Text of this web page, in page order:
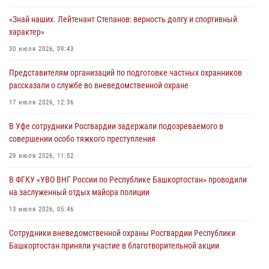
характер»
30 июля 2026, 09:43
совершении особо тяжкого преступления
29 июля 2026, 11:52
хищении товара из магазина
29 июля 2026, 05:41
«Знай наших. Лейтенант Степанов: верность долгу и спортивный
характер»
30 июля 2026, 09:43
Представителям организаций по подготовке частных охранников
рассказали о службе во вневедомственной охране
17 июля 2026, 12:36
В Уфе сотрудники Росгвардии задержали подозреваемого в
совершении особо тяжкого преступления
29 июля 2026, 11:52
В ФГКУ «УВО ВНГ России по Республике Башкортостан» проводили
на заслуженный отдых майора полиции
13 июля 2026, 05:46
Сотрудники вневедомственной охраны Росгвардии Республики
Башкортостан приняли участие в благотворительной акции